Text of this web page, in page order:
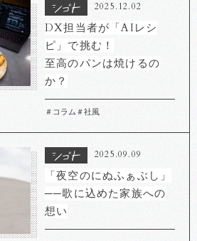
2025.12.02
DX担当者が「AIレシ
ピ」で挑む！
至高のパンは焼けるの
か？
＃コラム ＃社風
2025.09.09
「夜空のにぬふぁぶし」
──歌に込めた家族への
想い